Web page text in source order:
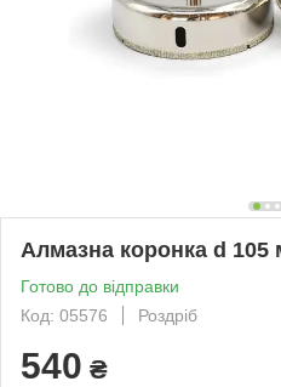
Алмазна коронка d 105
Готово до відправки
Код: 05576
Роздріб
540 ₴